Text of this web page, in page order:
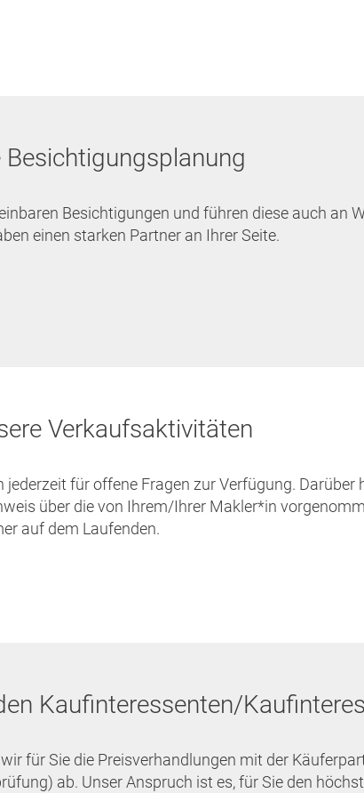
Besichtigungen und führen diese auch an
einen starken Partner an Ihrer Seite.
Verkaufsaktivitäten
für offene Fragen zur Verfügung. Darüber
über die von Ihrem/Ihrer Makler*in
auf dem Laufenden.
Kaufinteressenten/
für Sie die Preisverhandlungen mit der
ab. Unser Anspruch ist es, für Sie den